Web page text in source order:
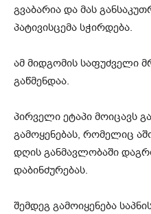
გვაბარია და მას
პატივისცემა სჭირდება.
ამ მიდგომის საფუძველი
გაწმენდაა.
პირველი ეტაპი მოიცავს
გამოყენებას, რომელიც
დღის განმავლობაში
დაბინძურებას.
შემდეგ გამოიყენება